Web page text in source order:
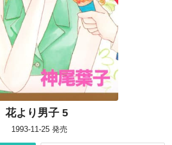
花より男子 5
1993-11-25 発売